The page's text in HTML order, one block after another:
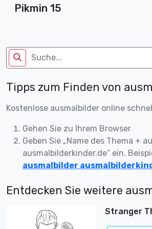
Pikmin 15
Tipps zum Finden von
Kostenlose ausmalbilder online
Gehen Sie zu Ihrem Browser
Geben Sie „Name des Thema +
ausmalbilderkinder.de“ ein.
ausmalbilder
Entdecken Sie weitere
Stranger